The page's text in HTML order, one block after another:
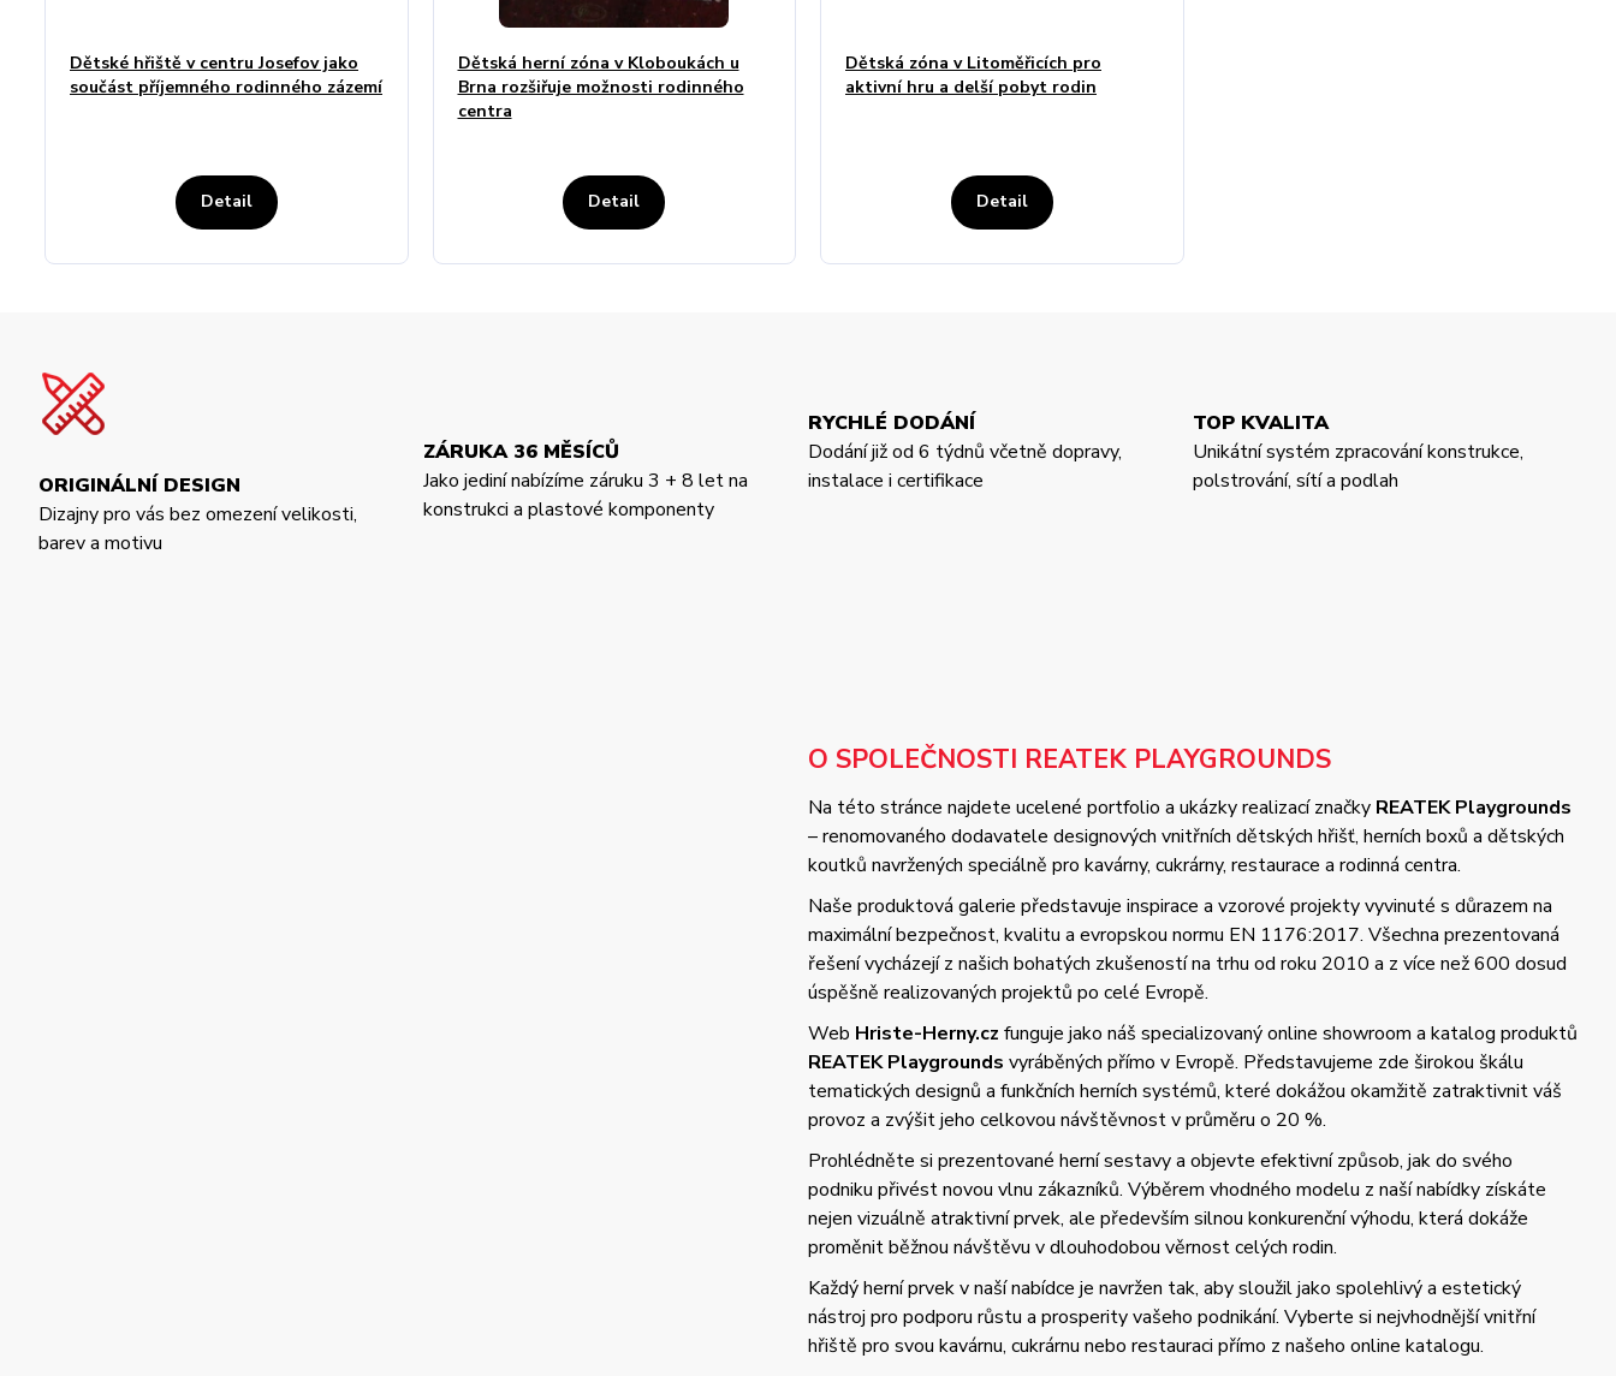
Dětské hřiště v centru Josefov jako
součást příjemného rodinného zázemí
Detail
Dětská herní zóna v Kloboukách u
Brna rozšiřuje možnosti rodinného
centra
Detail
Dětská zóna v Litoměřicích pro
aktivní hru a delší pobyt rodin
Detail
ORIGINÁLNÍ DESIGN
Dizajny pro vás bez omezení velikosti,
barev a motivu
ZÁRUKA 36 MĚSÍCŮ
Jako jediní nabízíme záruku 3 + 8 let na
konstrukci a plastové komponenty
RYCHLÉ DODÁNÍ
Dodání již od 6 týdnů včetně dopravy,
instalace i certifikace
TOP KVALITA
Unikátní systém zpracování konstrukce,
polstrování, sítí a podlah
O SPOLEČNOSTI REATEK PLAYGROUNDS
Na této stránce najdete ucelené portfolio a ukázky realizací značky REATEK Playgrounds
– renomovaného dodavatele designových vnitřních dětských hřišť, herních boxů a dětských
koutků navržených speciálně pro kavárny, cukrárny, restaurace a rodinná centra.
Naše produktová galerie představuje inspirace a vzorové projekty vyvinuté s důrazem na
maximální bezpečnost, kvalitu a evropskou normu EN 1176:2017. Všechna prezentovaná
řešení vycházejí z našich bohatých zkušeností na trhu od roku 2010 a z více než 600 dosud
úspěšně realizovaných projektů po celé Evropě.
Web Hriste-Herny.cz funguje jako náš specializovaný online showroom a katalog produktů
REATEK Playgrounds vyráběných přímo v Evropě. Představujeme zde širokou škálu
tematických designů a funkčních herních systémů, které dokážou okamžitě zatraktivnit váš
provoz a zvýšit jeho celkovou návštěvnost v průměru o 20 %.
Prohlédněte si prezentované herní sestavy a objevte efektivní způsob, jak do svého
podniku přivést novou vlnu zákazníků. Výběrem vhodného modelu z naší nabídky získáte
nejen vizuálně atraktivní prvek, ale především silnou konkurenční výhodu, která dokáže
proměnit běžnou návštěvu v dlouhodobou věrnost celých rodin.
Každý herní prvek v naší nabídce je navržen tak, aby sloužil jako spolehlivý a estetický
nástroj pro podporu růstu a prosperity vašeho podnikání. Vyberte si nejvhodnější vnitřní
hřiště pro svou kavárnu, cukrárnu nebo restauraci přímo z našeho online katalogu.